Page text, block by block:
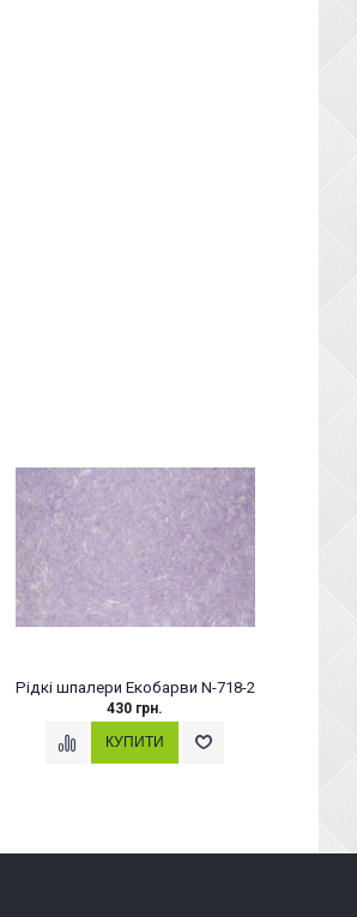
Рідкі шпалери Екобарви N-718-2
430 грн.